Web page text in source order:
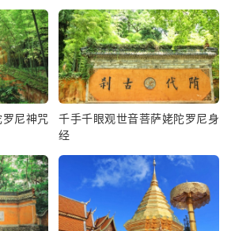
尼神咒
千手千眼观世音菩萨姥陀罗尼身
经